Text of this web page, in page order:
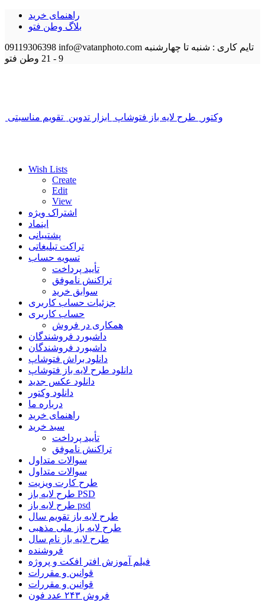
راهنمای خرید
بلاگ وطن فتو
09119306398 info@vatanphoto.com تایم کاری : شنبه تا چهارشنبه
9 - 21
وطن فتو
وکتور طرح لایه باز فتوشاپ ابزار تدوین تقویم مناسبتی
Wish Lists
Create
Edit
View
اشتراک ویژه
اینماد
پشتیبانی
تراکت تبلیغاتی
تسویه حساب
تأیید پرداخت
تراکنش ناموفق
سوابق خرید
جزئیات حساب کاربری
حساب کاربری
همکاری در فروش
داشبورد فروشندگان
داشبورد فروشندگان
دانلود براش فتوشاپ
دانلود طرح لایه باز فتوشاپ
دانلود عکس جدید
دانلود وکتور
درباره ما
راهنمای خرید
سبد خرید
تأیید پرداخت
تراکنش ناموفق
سوالات متداول
سوالات متداول
طرح کارت ویزیت
طرح لایه باز PSD
طرح لایه باز psd
طرح لایه باز تقویم سال
طرح لایه باز ملی مذهبی
طرح لایه باز نام سال
فروشنده
فیلم آموزش افتر افکت و پروژه
قوانین و مقررات
قوانین و مقررات
فروش ۲۴۳ عدد فون